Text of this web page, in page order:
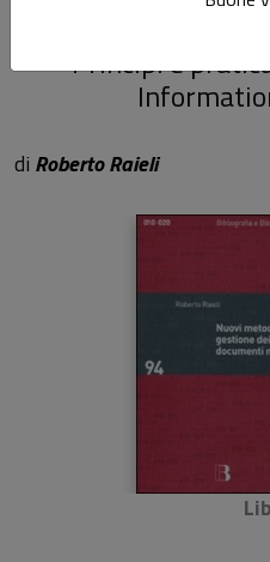
dei
Principi e
di Roberto Raieli